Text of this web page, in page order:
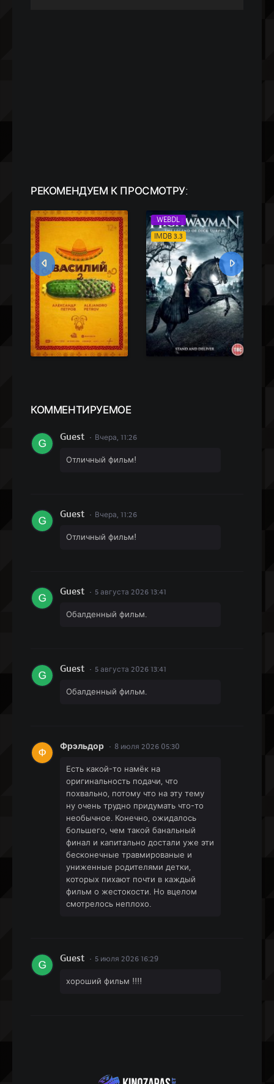
РЕКОМЕНДУЕМ К ПРОСМОТРУ:
WEBDL
IMDB 3.3
КОММЕНТИРУЕМОЕ
Guest Вчера, 11:26
Отличный фильм!
Guest Вчера, 11:26
Отличный фильм!
Guest 5 августа 2026 13:41
Обалденный фильм.
Guest 5 августа 2026 13:41
Обалденный фильм.
Фрэльдор 8 июля 2026 05:30
Есть какой-то намёк на
оригинальность подачи, что
похвально, потому что на эту тему
ну очень трудно придумать что-то
необычное. Конечно, ожидалось
большего, чем такой банальный
финал и капитально достали уже эти
бесконечные травмированые и
униженные родителями детки,
которых пихают почти в каждый
фильм о жестокости. Но вцелом
смотрелось неплохо.
Guest 5 июля 2026 16:29
хороший фильм !!!!